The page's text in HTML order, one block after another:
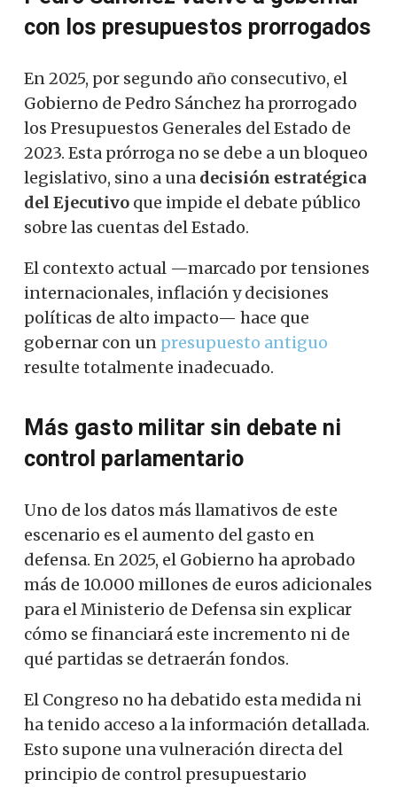
con los presupuestos prorrogados
En 2025, por segundo año consecutivo, el
Gobierno de Pedro Sánchez ha prorrogado
los Presupuestos Generales del Estado de
2023. Esta prórroga no se debe a un bloqueo
legislativo, sino a una decisión estratégica
del Ejecutivo que impide el debate público
sobre las cuentas del Estado.
El contexto actual —marcado por tensiones
internacionales, inflación y decisiones
políticas de alto impacto— hace que
gobernar con un presupuesto antiguo
resulte totalmente inadecuado.
Más gasto militar sin debate ni
control parlamentario
Uno de los datos más llamativos de este
escenario es el aumento del gasto en
defensa. En 2025, el Gobierno ha aprobado
más de 10.000 millones de euros adicionales
para el Ministerio de Defensa sin explicar
cómo se financiará este incremento ni de
qué partidas se detraerán fondos.
El Congreso no ha debatido esta medida ni
ha tenido acceso a la información detallada.
Esto supone una vulneración directa del
principio de control presupuestario